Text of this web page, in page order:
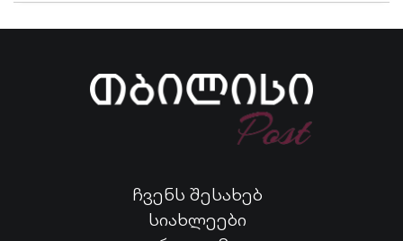
ჩვენს შესახებ
სიახლეები